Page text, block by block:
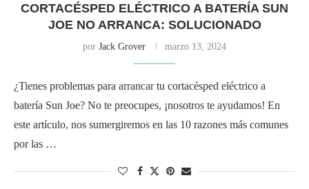
CORTACÉSPED ELÉCTRICO A BATERÍA SUN
JOE NO ARRANCA: SOLUCIONADO
por Jack Grover marzo 13, 2024
¿Tienes problemas para arrancar tu cortacésped eléctrico a
batería Sun Joe? No te preocupes, ¡nosotros te ayudamos! En
este artículo, nos sumergiremos en las 10 razones más comunes
por las …